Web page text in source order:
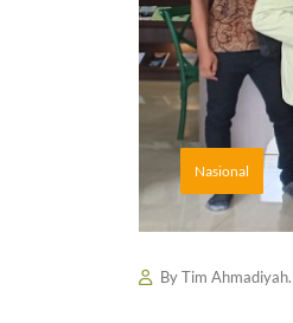
Nasional
ByTim